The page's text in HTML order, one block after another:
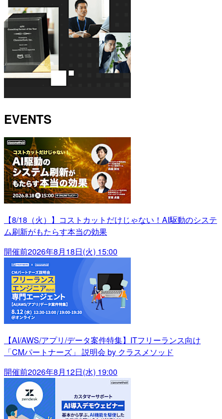
EVENTS
【8/18（火）】コストカットだけじゃない！AI駆動のシステ
ム刷新がもたらす本当の効果
開催前2026年8月18日(火) 15:00
【AI/AWS/アプリ/データ案件特集】ITフリーランス向け
「CMパートナーズ」 説明会 by クラスメソッド
開催前2026年8月12日(水) 19:00